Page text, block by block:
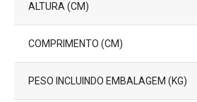
ALTURA (CM)
COMPRIMENTO (CM)
PESO INCLUINDO EMBALAGEM (KG)